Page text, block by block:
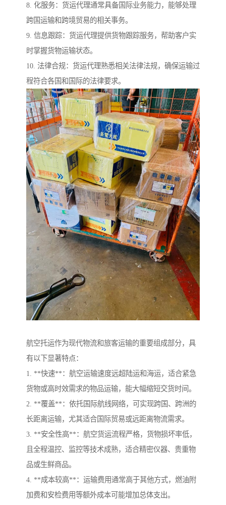
8. 化服务：货运代理通常具备国际业务能力，能够处理
跨国运输和跨境贸易的相关事务。
9. 信息跟踪：货运代理提供货物跟踪服务，帮助客户实
时掌握货物运输状态。
10. 法律合规：货运代理熟悉相关法律法规，确保运输过
程符合各国和国际的法律要求。
航空托运作为现代物流和旅客运输的重要组成部分，具
有以下显著特点：
1. **快速**：航空运输速度远超陆运和海运，适合紧急
货物或高时效需求的物品运输，能大幅缩短交货时间。
2. **覆盖**：依托国际航线网络，可实现跨国、跨洲的
长距离运输，尤其适合国际贸易或远距离物流需求。
3. **安全性高**：航空货运流程严格，货物损坏率低，
且全程温控、监控等技术成熟，适合精密仪器、贵重物
品或生鲜商品。
4. **成本较高**：运输费用通常高于其他方式，燃油附
加费和安检费用等额外成本可能增加总体支出。